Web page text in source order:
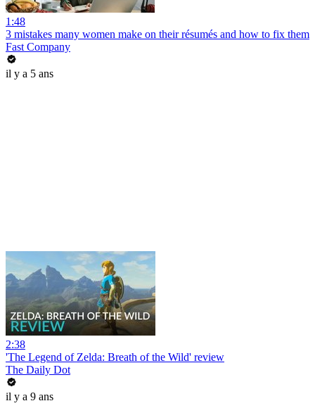
1:48
3 mistakes many women make on their résumés and how to fix them
Fast Company
il y a 5 ans
2:38
'The Legend of Zelda: Breath of the Wild' review
The Daily Dot
il y a 9 ans